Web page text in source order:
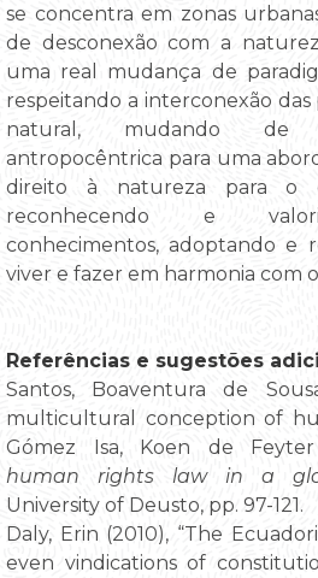
se concentra em zonas
de desconexão com a
uma real mudança de
respeitando a interconexão das
natural, mudando de
antropocêntrica para uma
direito à natureza para o
reconhecendo e
conhecimentos, adoptando e
viver e fazer em harmonia com
Referências e sugestões
Santos, Boaventura de
multicultural conception of
Gómez Isa, Koen de
human rights law in a
University of Deusto, pp. 97-121.
Daly, Erin (2010), “The
even vindications of